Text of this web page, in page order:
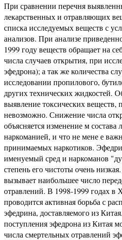
При сравнении перечня
лекарственных и отравляющих
списка исследуемых веществ с
анализов. При анализе
1999 году веществ обращает на
числа случаев открытия, при
эфедрона); а так же количества
исследовании пропилового,
других технических жидкостей.
выявление токсических веществ,
невозможно. Снижение числа
объясняется изменение м
наркоманией, и что не мене е
принимаемых наркотиков.
именуемый сред и наркоманов
степень его чистоты очень
вызывает наибольшее число
отравлений. В 1998-1999 годах в
проводится активная борьба с
эфедрина, доставляемого из
поступления эфедрона из Китая
числа смертельных отравлений